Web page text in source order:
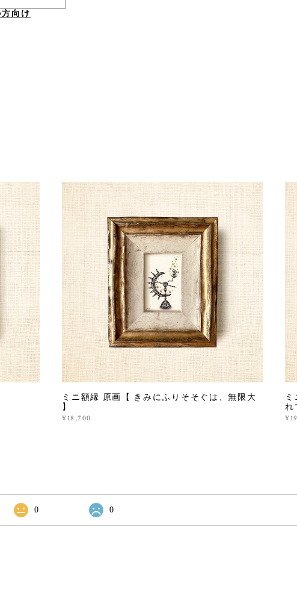
向け
ミニ額縁 原画【 きみにふりそそぐは、無限大
】
¥18,700
れ
0 0